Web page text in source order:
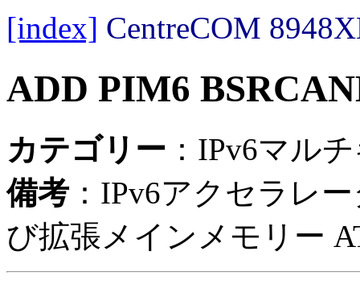
[index] CentreCOM
ADD PIM6
カテゴリー ：IPv6マル
備考：IPv6アクセラレ
び拡張メインメモリー